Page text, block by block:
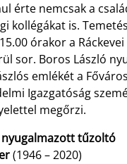
érte nemcsak a
kollégákat is.
órakor a
sor. Boros László
emlékét a
Igazgatóság
megőrzi.
nyugalmazott tűzoltó
(1946 – 2020)